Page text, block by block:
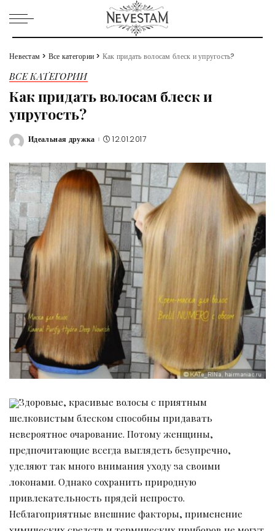
Невестам > Все категории > Как придать волосам блеск и упругость?
ВСЕ КАТЕГОРИИ
Как придать волосам блеск и
упругость?
Posted
Идеальная дружка 12.01.2017
Здоровые, красивые волосы с приятным
шелковистым блеском способны придавать
невероятное очарование. Потому женщины,
предпочитающие всегда выглядеть безупречно,
уделяют так много внимания уходу за своими
локонами. Однако сохранить природную
привлекательность прядей непросто.
Неблагоприятные внешние факторы, применение